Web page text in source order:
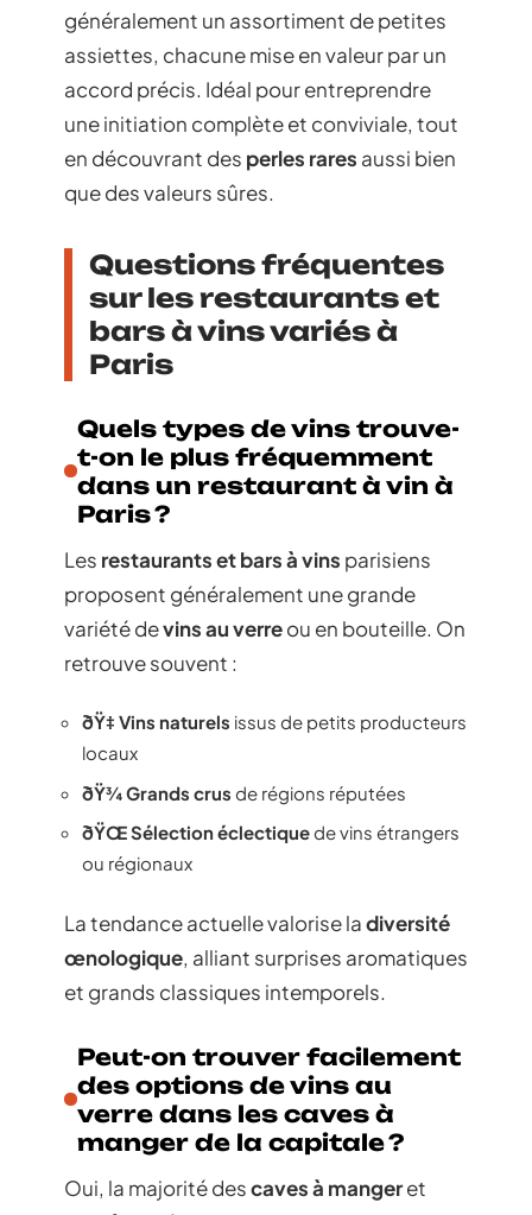
généralement un assortiment de petites
assiettes, chacune mise en valeur par un
accord précis. Idéal pour entreprendre
une initiation complète et conviviale, tout
en découvrant des perles rares aussi bien
que des valeurs sûres.
Questions fréquentes
sur les restaurants et
bars à vins variés à
Paris
Quels types de vins trouve-
t-on le plus fréquemment
dans un restaurant à vin à
Paris ?
Les restaurants et bars à vins parisiens
proposent généralement une grande
variété devins au verreou en bouteille. On
retrouve souvent :
ðŸ‡ Vins naturels issus de petits producteurs
locaux
ðŸ¾ Grands crus de régions réputées
ðŸŒ Sélection éclectiquede vins étrangers
ou régionaux
La tendance actuelle valorise ladiversité
œnologique, alliant surprises aromatiques
et grands classiques intemporels.
Peut-on trouver facilement
des options de vins au
verre dans les caves à
manger de la capitale ?
Oui, la majorité descaves à mangeret